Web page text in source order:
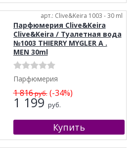
арт.: Clive&Keira 1003 - 30 ml
Парфюмерия Clive&Keira
Clive&Keira / Туалетная вода
№1003 THIERRY MYGLER A .
MEN 30ml
Парфюмерия
1 816руб.(-34%)
1 199 руб.